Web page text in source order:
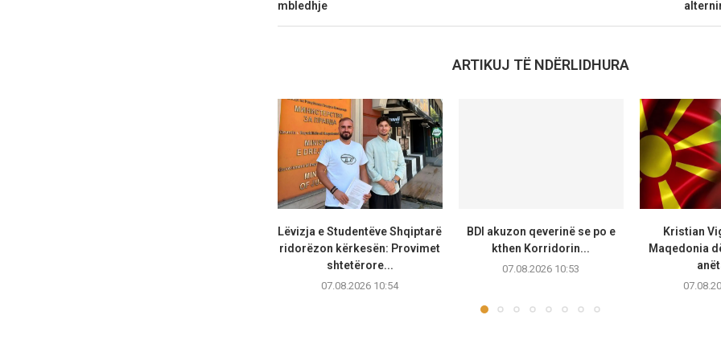
mbledhje
ARTIKUJ TË NDËRLIDHURA
Lëvizja e Studentëve Shqiptarë
ridorëzon kërkesën: Provimet
shtetërore...
07.08.2026 10:54
BDI akuzon qeverinë se po e
kthen Korridorin...
07.08.2026 10:53
Kristian
Maqedonia